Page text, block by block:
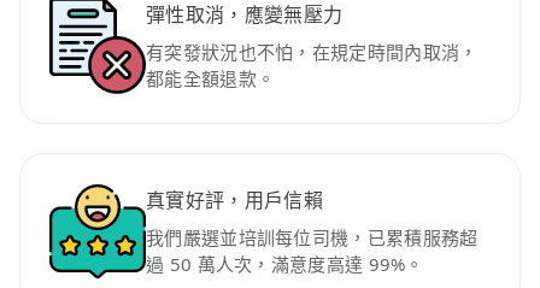
彈性取消，應變無壓力
有突發狀況也不怕，在規定時間內取消，
都能全額退款。
真實好評，用戶信賴
我們嚴選並培訓每位司機，已累積服務超
過 50 萬人次，滿意度高達 99%。